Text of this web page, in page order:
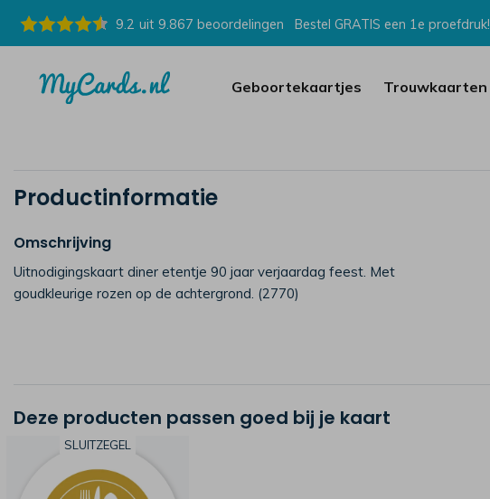
9.2 uit 9.867 beoordelingen Bestel GRATIS een 1e proefdruk!
Geboortekaartjes Trouwkaarten
Productinformatie
Omschrijving
Uitnodigingskaart diner etentje 90 jaar verjaardag feest. Met
goudkleurige rozen op de achtergrond. (2770)
Deze producten passen goed bij je kaart
SLUITZEGEL